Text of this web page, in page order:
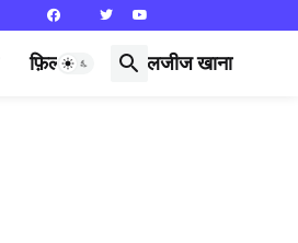
फ़िल्मी दुनिया लजीज खाना